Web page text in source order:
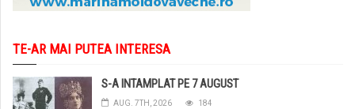
TE-AR MAI PUTEA INTERESA
S-A INTAMPLAT PE 7 AUGUST
AUG. 7TH, 2026 184